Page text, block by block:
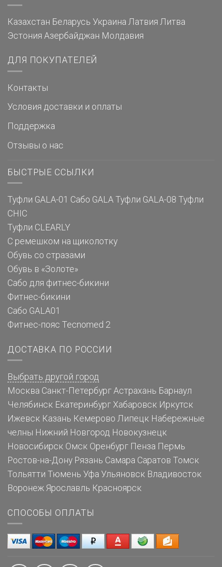
Казахстан Беларусь Украина Латвия Литва
Эстония Азербайджан Молдавия
ДЛЯ ПОКУПАТЕЛЕЙ
Контакты
Условия доставки и оплаты
Поддержка
Отзывы о нас
БЫСТРЫЕ ССЫЛКИ
Туфли GALA-01 Сабо GALA Туфли GALA-08 Туфли
CHIC
Туфли CLEARLY
С ремешком на щиколотку
Обувь со стразами
Обувь в «Золоте»
Сабо для фитнес-бикини
Фитнес-бикини
Сабо GALA01
Фитнес-пояс Tecnomed 2
ДОСТАВКА ПО РОССИИ
Выбрать другой город
Москва Санкт-Петербург Астрахань Барнаул
Челябинск Екатеринбург Хабаровск Иркутск
Ижевск Казань Кемерово Липецк Набережные
челны Нижний Новгород Новокузнецк
Новосибирск Омск Оренбург Пенза Пермь
Ростов-на-Дону Рязань Самара Саратов Томск
Тольятти Тюмень Уфа Ульяновск Владивосток
Воронеж Ярославль Красноярск
СПОСОБЫ ОПЛАТЫ